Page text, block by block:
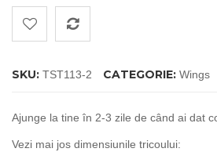
Wings
Black
for
SKU: TST113-2 CATEGORIE: Wings
Ajunge la tine în 2-3 zile de când ai dat
Vezi mai jos dimensiunile tricoului: